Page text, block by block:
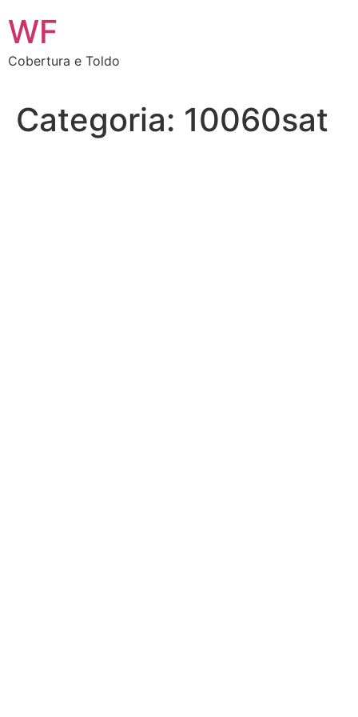
para
conteúdo
WF
Cobertura e Toldo
Categoria: 10060sat